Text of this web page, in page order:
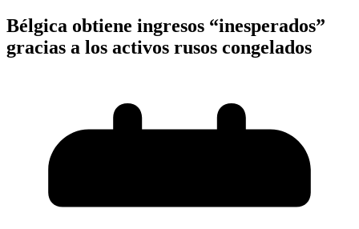
Bélgica obtiene ingresos “inesperados”
gracias a los activos rusos congelados